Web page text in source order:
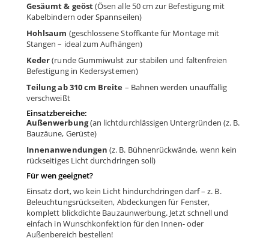
Gesäumt & geöst(Ösen alle 50 cm zur Befestigung mit
Kabelbindern oder Spannseilen)
Hohlsaum (geschlossene Stoffkante für Montage mit
Stangen – ideal zum Aufhängen)
Keder(runde Gummiwulst zur stabilen und faltenfreien
Befestigung in Kedersystemen)
Teilung ab 310 cm Breite – Bahnen werden unauffällig
verschweißt
Einsatzbereiche:
Außenwerbung(an lichtdurchlässigen Untergründen (z. B.
Bauzäune, Gerüste)
Innenanwendungen (z. B. Bühnenrückwände, wenn kein
rückseitiges Licht durchdringen soll)
Für wen geeignet?
Einsatz dort, wo kein Licht hindurchdringen darf – z. B.
Beleuchtungsrückseiten, Abdeckungen für Fenster,
komplett blickdichte Bauzaunwerbung. Jetzt schnell und
einfach in Wunschkonfektion für den Innen- oder
Außenbereich bestellen!